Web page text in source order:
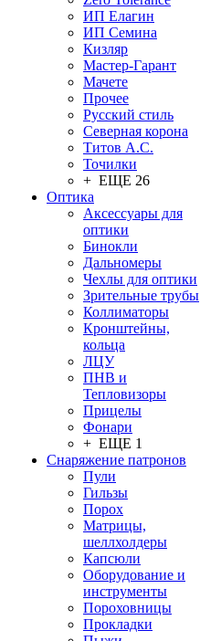
ИП Елагин
ИП Семина
Кизляр
Мастер-Гарант
Мачете
Прочее
Русский стиль
Северная корона
Титов А.С.
Точилки
+ ЕЩЕ 26
Оптика
Аксессуары для
оптики
Бинокли
Дальномеры
Чехлы для оптики
Зрительные трубы
Коллиматоры
Кронштейны,
кольца
ЛЦУ
ПНВ и
Тепловизоры
Прицелы
Фонари
+ ЕЩЕ 1
Снаряжение патронов
Пули
Гильзы
Порох
Матрицы,
шеллхолдеры
Капсюли
Оборудование и
инструменты
Пороховницы
Прокладки